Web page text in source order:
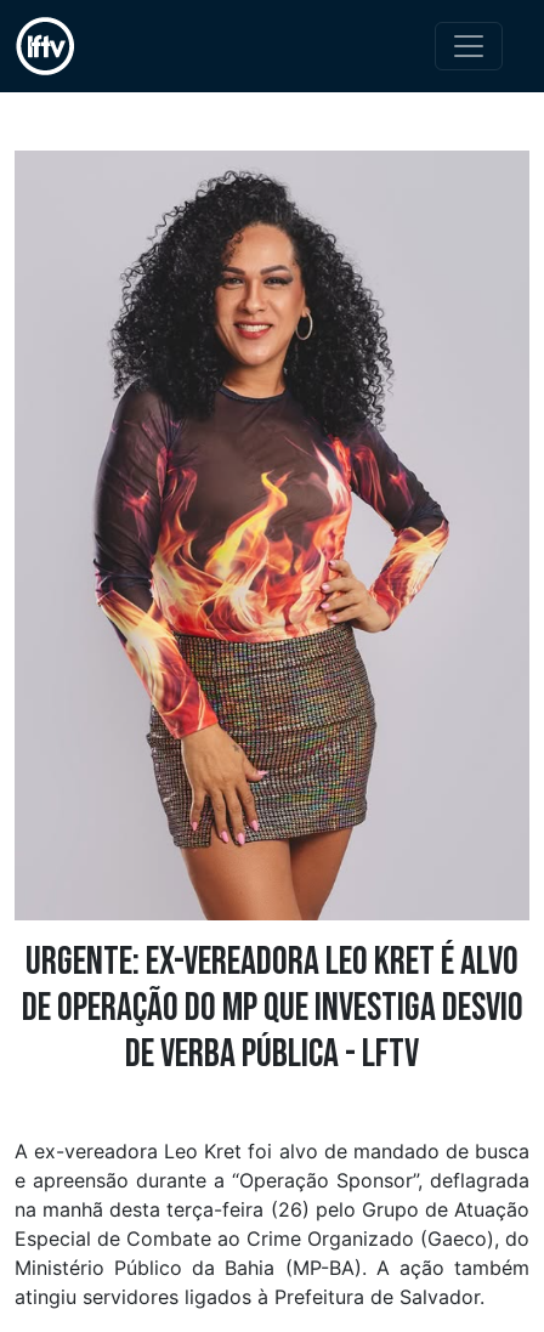
URGENTE: Ex-vereadora Leo Kret é alvo
de operação do MP que investiga desvio
de verba pública - LFTV
A ex-vereadora Leo Kret foi alvo de mandado de busca
e apreensão durante a “Operação Sponsor”, deflagrada
na manhã desta terça-feira (26) pelo Grupo de Atuação
Especial de Combate ao Crime Organizado (Gaeco), do
Ministério Público da Bahia (MP-BA). A ação também
atingiu servidores ligados à Prefeitura de Salvador.